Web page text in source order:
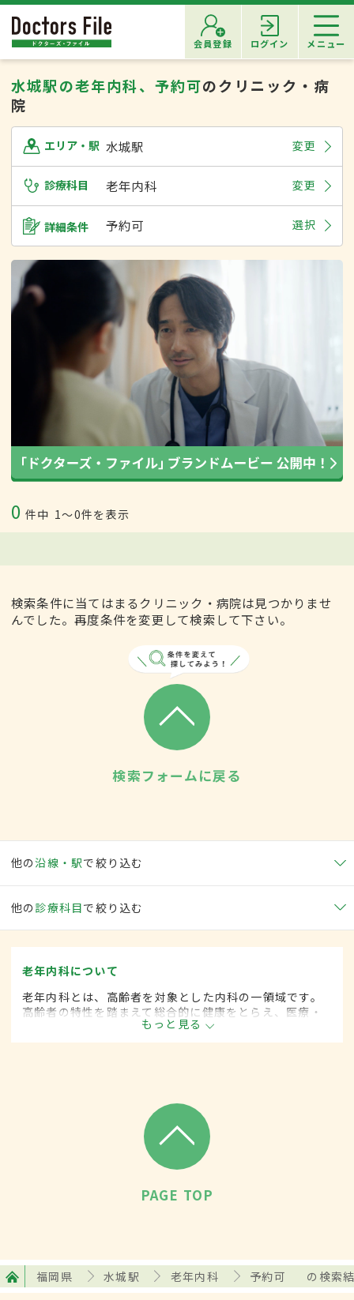
会員登録 ログイン メニュー
水城駅の老年内科、予約可のクリニック・病
院
エリア・駅 水城駅 変更
診療科目 老年内科 変更
詳細条件 予約可 選択
0 件中 1〜0件を表示
検索条件に当てはまるクリニック・病院は見つかりませ
んでした。再度条件を変更して検索して下さい。
検索フォームに戻る
他の沿線・駅で絞り込む
他の 診療科目で絞り込む
老年内科について
老年内科とは、高齢者を対象とした内科の一領域です。
高齢者の特性を踏まえて総合的に健康をとらえ、医療・
保健・福祉を統合した対応を行います。
もっと見る
PAGE TOP
福岡県 水城駅 老年内科 予約可 の検索